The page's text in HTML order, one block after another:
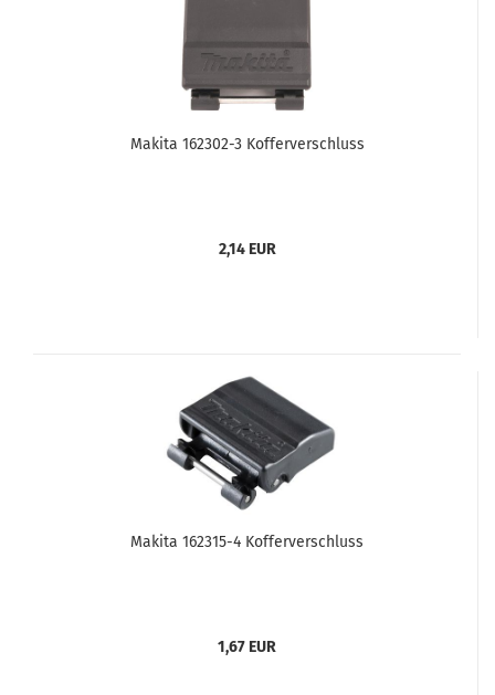
Makita 162302-3 Kofferverschluss
2,14 EUR
Makita 162315-4 Kofferverschluss
1,67 EUR